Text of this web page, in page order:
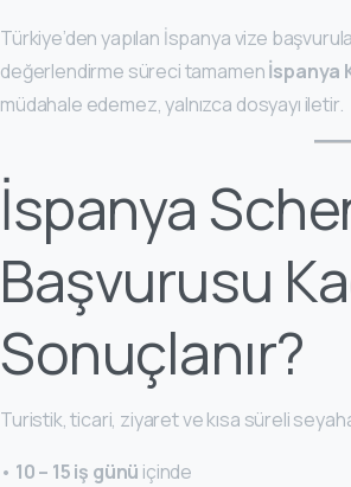
Türkiye’den yapılan İspanya vize
değerlendirme süreci tamamenİspanya
müdahale edemez, yalnızca dosyayı iletir.
İspanya
Başvurusu
Sonuçlanır?
Turistik, ticari, ziyaret ve kısa süreli
• 10 – 15 iş günü içinde